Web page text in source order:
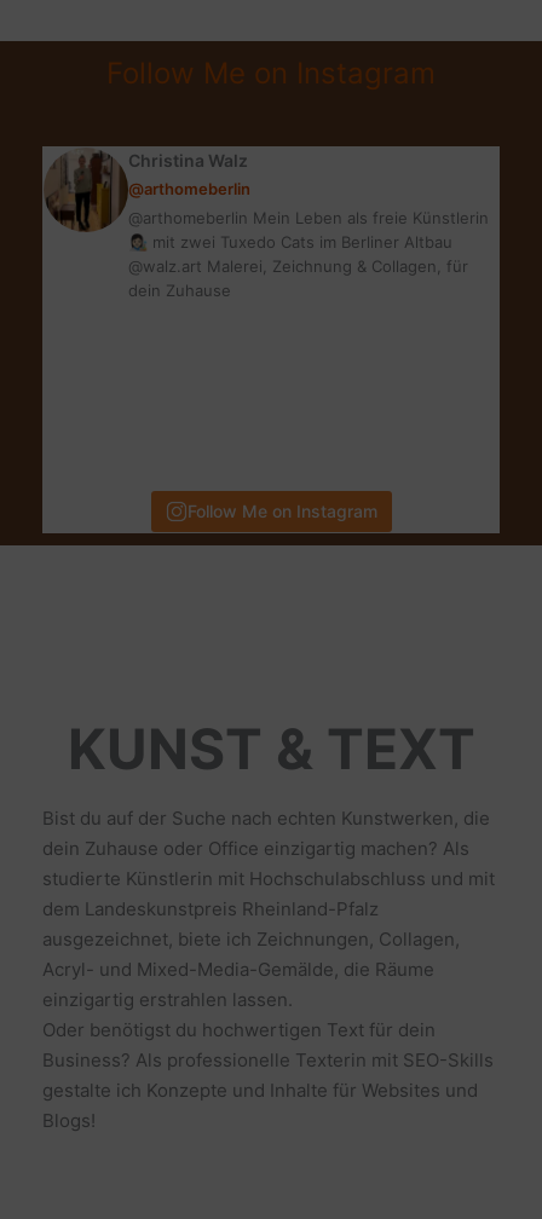
DEINE
KÜCHEFollow Me on Instagram
Christina Walz
@arthomeberlin
@arthomeberlin Mein Leben als freie Künstlerin
👩🏻‍🎨 mit zwei Tuxedo Cats im Berliner Altbau
@walz.art Malerei, Zeichnung & Collagen, für
dein Zuhause
Follow Me on Instagram
KUNST & TEXT
Bist du auf der Suche nach echten Kunstwerken, die
dein Zuhause oder Office einzigartig machen? Als
studierte Künstlerin mit Hochschulabschluss und mit
dem Landeskunstpreis Rheinland-Pfalz
ausgezeichnet, biete ich Zeichnungen, Collagen,
Acryl- und Mixed-Media-Gemälde, die Räume
einzigartig erstrahlen lassen.
Oder benötigst du hochwertigen Text für dein
Business? Als professionelle Texterin mit SEO-Skills
gestalte ich Konzepte und Inhalte für Websites und
Blogs!